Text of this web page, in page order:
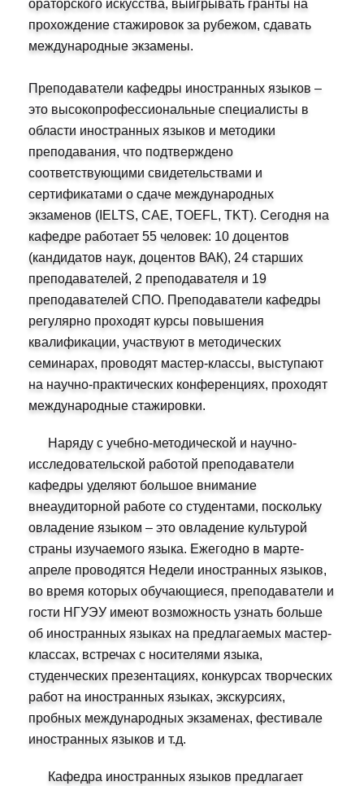
ораторского искусства, выигрывать гранты на
прохождение стажировок за рубежом, сдавать
международные экзамены.
Преподаватели кафедры иностранных языков –
это высокопрофессиональные специалисты в
области иностранных языков и методики
преподавания, что подтверждено
соответствующими свидетельствами и
сертификатами о сдаче международных
экзаменов (IELTS, CAE, TOEFL, TKT). Сегодня на
кафедре работает 55 человек: 10 доцентов
(кандидатов наук, доцентов ВАК), 24 старших
преподавателей, 2 преподавателя и 19
преподавателей СПО. Преподаватели кафедры
регулярно проходят курсы повышения
квалификации, участвуют в методических
семинарах, проводят мастер-классы, выступают
на научно-практических конференциях, проходят
международные стажировки.
Наряду с учебно-методической и научно-
исследовательской работой преподаватели
кафедры уделяют большое внимание
внеаудиторной работе со студентами, поскольку
овладение языком – это овладение культурой
страны изучаемого языка. Ежегодно в марте-
апреле проводятся Недели иностранных языков,
во время которых обучающиеся, преподаватели и
гости НГУЭУ имеют возможность узнать больше
об иностранных языках на предлагаемых мастер-
классах, встречах с носителями языка,
студенческих презентациях, конкурсах творческих
работ на иностранных языках, экскурсиях,
пробных международных экзаменах, фестивале
иностранных языков и т.д.
Кафедра иностранных языков предлагает